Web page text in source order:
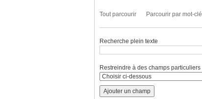
Tout parcourir Parcourir par mot-clé
Recherche plein texte
Restreindre à des champs particuliers
Ajouter un champ